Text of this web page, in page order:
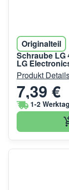
Originalteil
Schraube LG
LG
Produkt
7,39 €
1-2